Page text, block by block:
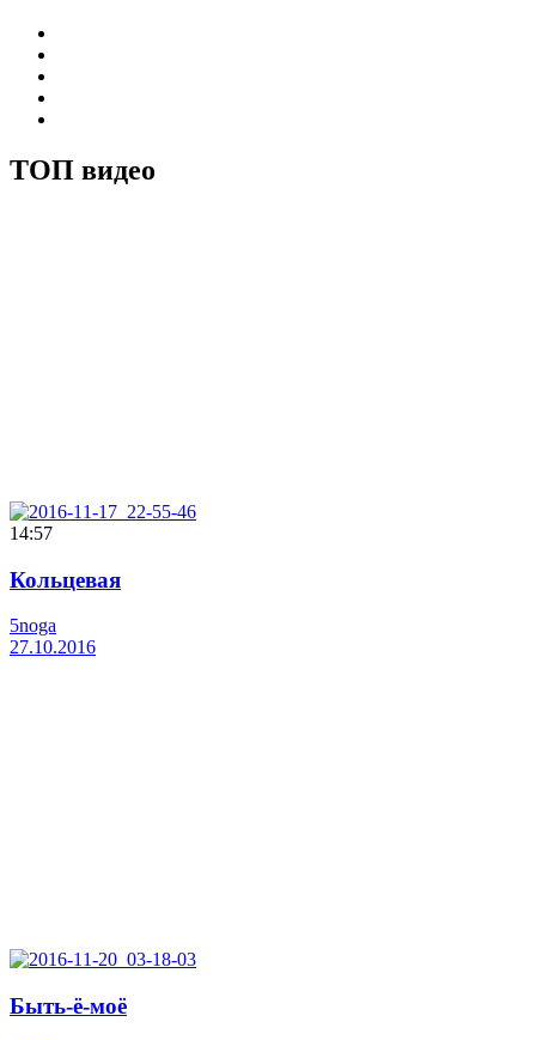
ТОП видео
14:57
Кольцевая
5noga
27.10.2016
Быть-ё-моё